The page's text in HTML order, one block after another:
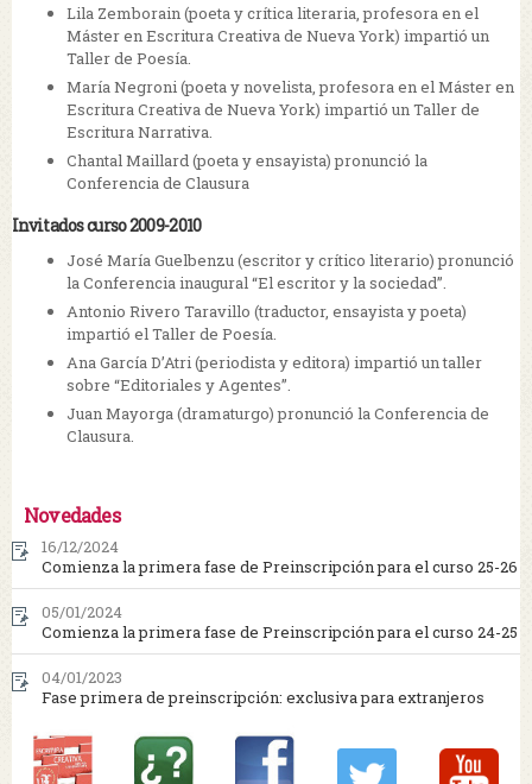
Lila Zemborain (poeta y crítica literaria, profesora en el
Máster en Escritura Creativa de Nueva York) impartió un
Taller de Poesía.
María Negroni (poeta y novelista, profesora en el Máster en
Escritura Creativa de Nueva York) impartió un Taller de
Escritura Narrativa.
Chantal Maillard (poeta y ensayista) pronunció la
Conferencia de Clausura
Invitados curso 2009-2010
José María Guelbenzu (escritor y crítico literario) pronunció
la Conferencia inaugural “El escritor y la sociedad”.
Antonio Rivero Taravillo (traductor, ensayista y poeta)
impartió el Taller de Poesía.
Ana García D’Atri (periodista y editora) impartió un taller
sobre “Editoriales y Agentes”.
Juan Mayorga (dramaturgo) pronunció la Conferencia de
Clausura.
Novedades
16/12/2024
Comienza la primera fase de Preinscripción para el curso 25-26
05/01/2024
Comienza la primera fase de Preinscripción para el curso 24-25
04/01/2023
Fase primera de preinscripción: exclusiva para extranjeros